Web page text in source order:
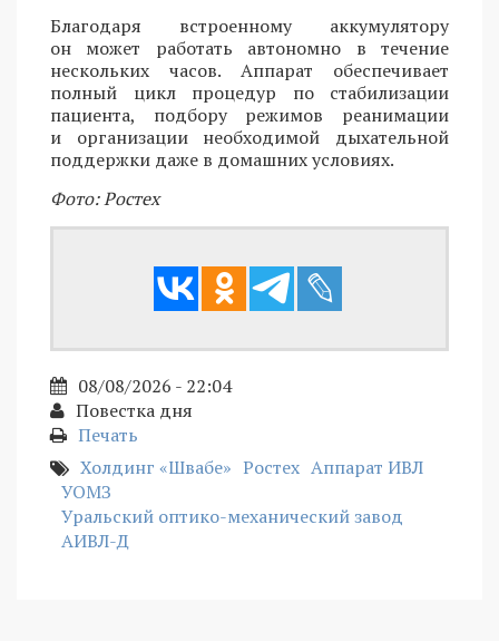
Благодаря встроенному аккумулятору
он может работать автономно в течение
нескольких часов. Аппарат обеспечивает
полный цикл процедур по стабилизации
пациента, подбору режимов реанимации
и организации необходимой дыхательной
поддержки даже в домашних условиях.
Фото: Ростех
08/08/2026 - 22:04
Повестка дня
Печать
Холдинг «Швабе» Ростех Аппарат ИВЛ
УОМЗ
Уральский оптико-механический завод
АИВЛ-Д